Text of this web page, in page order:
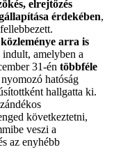
elrejtőzés
érdekében,
arra is
amelyben a
31-én többféle
hatóság
hallgatta ki.
következtetni,
veszi a
az enyhébb